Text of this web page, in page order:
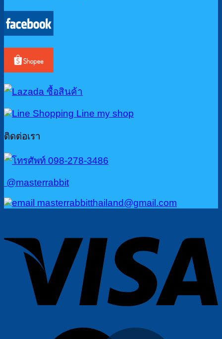
ติดต่อเรา
098-278-3486
@masterrabbit
masterrabbitthailand@gmail.com